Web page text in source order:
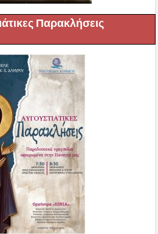
Παρακλήσεις